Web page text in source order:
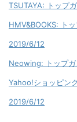
TSUTAYA: トップ
HMV&BOOKS: ト
2019/6/12
Neowing: トップ
Yahoo!ショッピン
2019/6/12